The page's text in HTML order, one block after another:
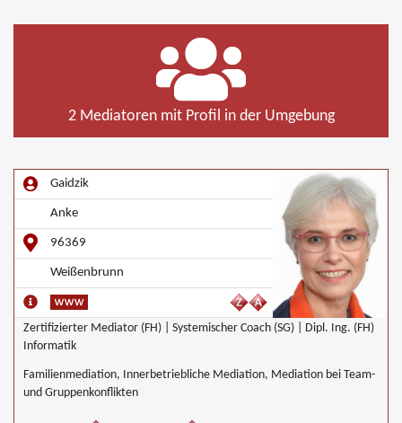
2 Mediatoren mit Profil in der Umgebung
Gaidzik
Anke
96369
Weißenbrunn
Zertifizierter Mediator (FH) | Systemischer Coach (SG) | Dipl. Ing. (FH)
Informatik
Familienmediation, Innerbetriebliche Mediation, Mediation bei Team-
und Gruppenkonflikten